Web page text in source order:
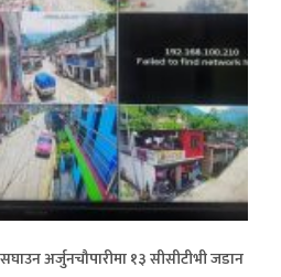
अर्जुनचौपारीमा १३ सीसीटीभी जडान